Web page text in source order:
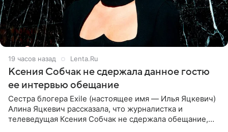
19 часов назад Lenta.Ru
Ксения Собчак не сдержала данное гостю
ее интервью обещание
Сестра блогера Exile (настоящее имя — Илья Яцкевич)
Алина Яцкевич рассказала, что журналистка и
телеведущая Ксения Собчак не сдержала обещание,